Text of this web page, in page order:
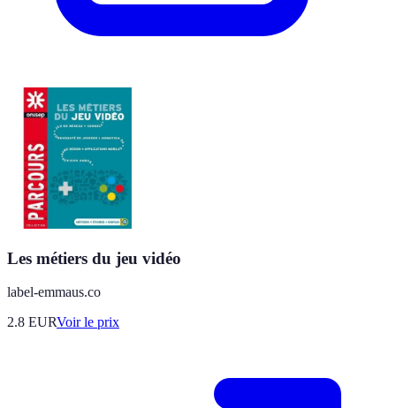
Les métiers du jeu vidéo
label-emmaus.co
2.8 EURVoir le prix